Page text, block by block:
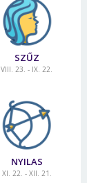
SZŰZ
VIII. 23. - IX. 22.
NYILAS
XI. 22. - XII. 21.